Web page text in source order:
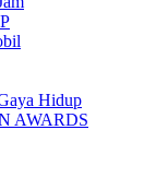
Hidup
AWARDS